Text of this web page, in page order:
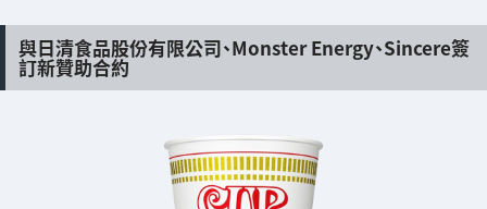
與日清食品股份有限公司、Monster Energy、Sincere簽
訂新贊助合約